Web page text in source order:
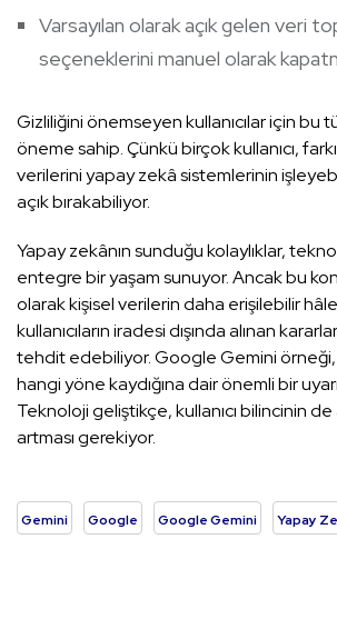
Varsayılan olarak açık gelen veri
seçeneklerini manuel olarak
Gizliliğini önemseyen kullanıcılar için bu
öneme sahip. Çünkü birçok kullanıcı,
verilerini yapay zekâ sistemlerinin
açık bırakabiliyor.
Yapay zekânın sunduğu kolaylıklar,
entegre bir yaşam sunuyor. Ancak bu
olarak kişisel verilerin daha erişilebilir
kullanıcıların iradesi dışında alınan
tehdit edebiliyor. Google Gemini
hangi yöne kaydığına dair önemli bir
Teknoloji geliştikçe, kullanıcı bilincinin de
artması gerekiyor.
Gemini Google Google Gemini Yapay